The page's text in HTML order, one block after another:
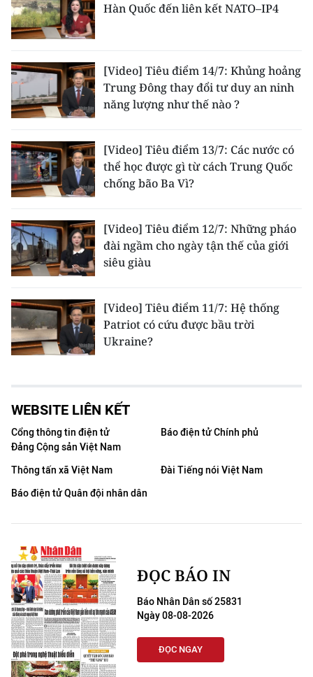
Hàn Quốc đến liên kết NATO–IP4
[Video] Tiêu điểm 14/7: Khủng hoảng
Trung Đông thay đổi tư duy an ninh
năng lượng như thế nào ?
[Video] Tiêu điểm 13/7: Các nước có
thể học được gì từ cách Trung Quốc
chống bão Ba Vì?
[Video] Tiêu điểm 12/7: Những pháo
đài ngầm cho ngày tận thế của giới
siêu giàu
[Video] Tiêu điểm 11/7: Hệ thống
Patriot có cứu được bầu trời
Ukraine?
WEBSITE LIÊN KẾT
Cổng thông tin điện tử
Đảng Cộng sản Việt Nam
Báo điện tử Chính phủ
Thông tấn xã Việt Nam
Đài Tiếng nói Việt Nam
Báo điện tử Quân đội nhân dân
ĐỌC BÁO IN
Báo Nhân Dân số 25831
Ngày 08-08-2026
ĐỌC NGAY